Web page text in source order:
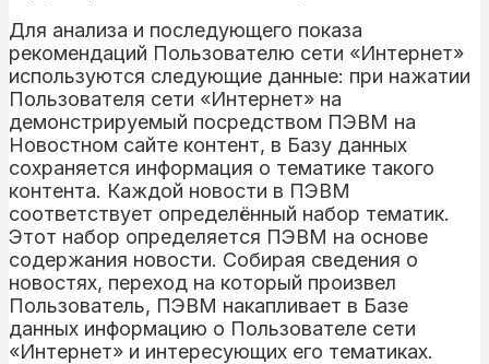
Для анализа и последующего показа
рекомендаций Пользователю сети «Интернет»
используются следующие данные: при нажатии
Пользователя сети «Интернет» на
демонстрируемый посредством ПЭВМ на
Новостном сайте контент, в Базу данных
сохраняется информация о тематике такого
контента. Каждой новости в ПЭВМ
соответствует определённый набор тематик.
Этот набор определяется ПЭВМ на основе
содержания новости. Собирая сведения о
новостях, переход на который произвел
Пользователь, ПЭВМ накапливает в Базе
данных информацию о Пользователе сети
«Интернет» и интересующих его тематиках.